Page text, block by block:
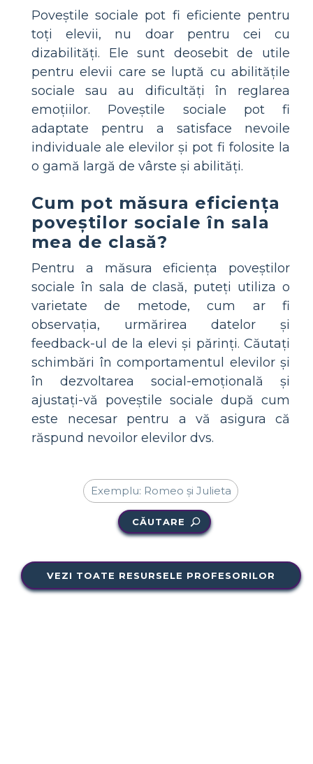
Poveștile sociale pot fi eficiente pentru
toți elevii, nu doar pentru cei cu
dizabilități. Ele sunt deosebit de utile
pentru elevii care se luptă cu abilitățile
sociale sau au dificultăți în reglarea
emoțiilor. Poveștile sociale pot fi
adaptate pentru a satisface nevoile
individuale ale elevilor și pot fi folosite la
o gamă largă de vârste și abilități.
Cum pot măsura eficiența
poveștilor sociale în sala
mea de clasă?
Pentru a măsura eficiența poveștilor
sociale în sala de clasă, puteți utiliza o
varietate de metode, cum ar fi
observația, urmărirea datelor și
feedback-ul de la elevi și părinți. Căutați
schimbări în comportamentul elevilor și
în dezvoltarea social-emoțională și
ajustați-vă poveștile sociale după cum
este necesar pentru a vă asigura că
răspund nevoilor elevilor dvs.
CĂUTARE
VEZI TOATE RESURSELE PROFESORILOR